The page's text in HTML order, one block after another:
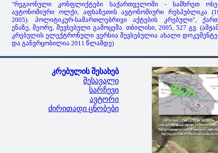
"რეგიონული კონფლიქტები საქართველოში - სამხრეთ
ავტონომიური ოლქი, აფხაზეთის ავტონომიური რესპუბლიკა
2005). პოლიტიკურ-სამართლებრივი აქტების კრებული",
ენაზე, მეორე, შევსებული გამოცემა. თბილისი, 2005, 527 გვ.
კრებულის ელექტრონული ვერსია შევსებულია ახალი
და განვრცობილია 2011 წლამდე)
კრებულის შესახებ
შესავალი
სარჩევი
ავტორი
ძირითადი ცნობები